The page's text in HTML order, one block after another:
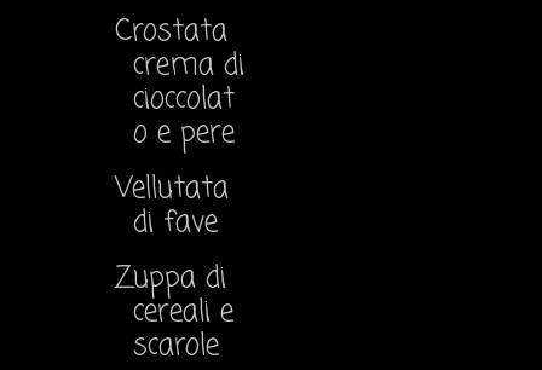
Crostata
crema di
cioccolat
o e pere
Vellutata
di fave
Zuppa di
cereali e
scarole